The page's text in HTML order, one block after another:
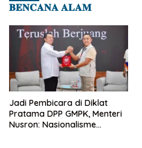
𝐁𝐄𝐍𝐂𝐀𝐍𝐀 𝐀𝐋𝐀𝐌
Jadi Pembicara di Diklat
Pratama DPP GMPK, Menteri
Nusron: Nasionalisme